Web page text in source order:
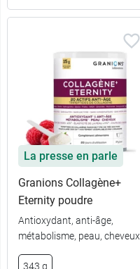
La presse en parle
Granions Collagène+
Eternity poudre
Antioxydant, anti-âge,
métabolisme, peau, cheveux
343 g